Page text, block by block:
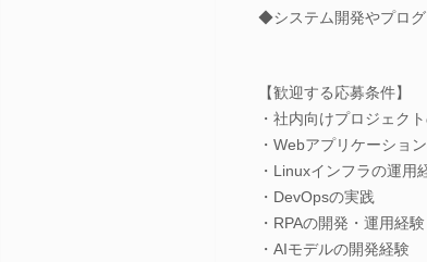
◆システム開発やプログ
【歓迎する応募条件】
・社内向けプロジェク
・Webアプリケーショ
・Linuxインフラの運用
・DevOpsの実践
・RPAの開発・運用経験
・AIモデルの開発経験